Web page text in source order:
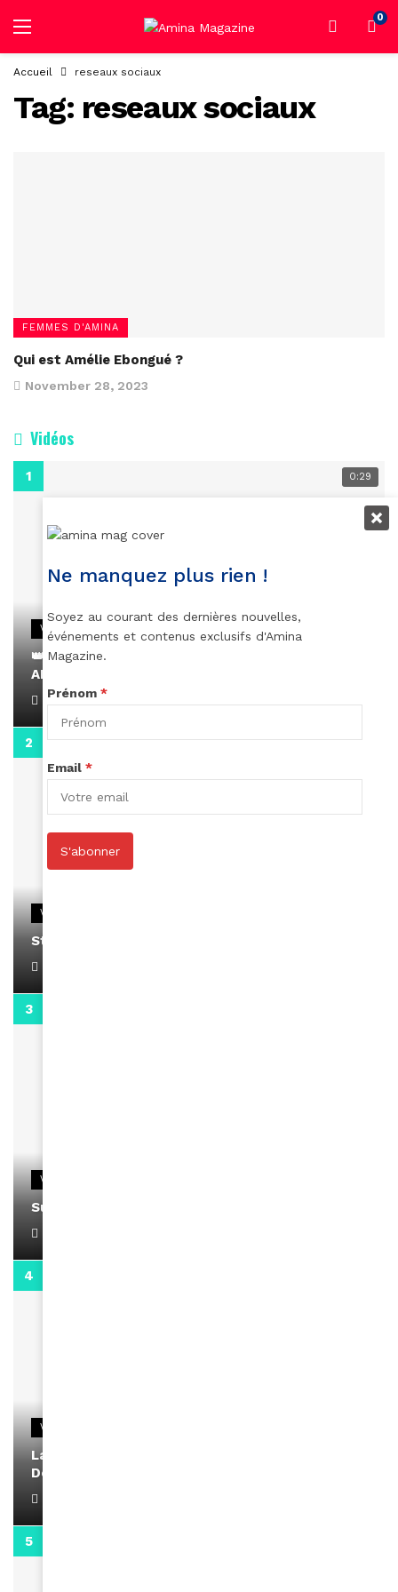
0
Accueil reseaux sociaux
Tag: reseaux sociaux
FEMMES D'AMINA
Qui est Amélie Ebongué ?
November 28, 2023
Vidéos
0:29
VIDEOS
👑 Remerciements à Ayden pour son message sur
AMINA, le Magazine de la Femme
April 1, 2022
0:13
VIDEOS
Stacy passe un message
VIDEOS
Support Black Business Wee-kend
VIDEOS
La rubrique santé speciale coronavirus du
Docteur Makanda
Ne manquez plus rien !
Soyez au courant des dernières nouvelles,
événements et contenus exclusifs d'Amina
Magazine.
Prénom *
Email *
S'abonner